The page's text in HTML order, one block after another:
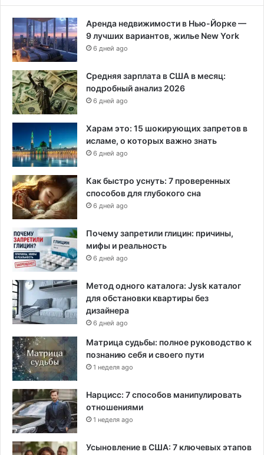
с
к
о
-
у
к
р
а
и
с
к
о
й
н
р
ж
н
н
о
с
и
Аренда недвижимости в Нью-Йорке —
9 лучших вариантов, жилье New York
6 дней ago
Средняя зарплата в США в месяц:
подробный анализ 2026
6 дней ago
Харам это: 15 шокирующих запретов в
исламе, о которых важно знать
6 дней ago
Как быстро уснуть: 7 проверенных
способов для глубокого сна
6 дней ago
Почему запретили глицин: причины,
мифы и реальность
6 дней ago
Метод одного каталога: Jysk каталог
для обстановки квартиры без
дизайнера
6 дней ago
Матрица судьбы: полное руководство к
познанию себя и своего пути
1 неделя ago
Нарцисс: 7 способов манипулировать
отношениями
1 неделя ago
Усыновление в США: 7 ключевых этапов